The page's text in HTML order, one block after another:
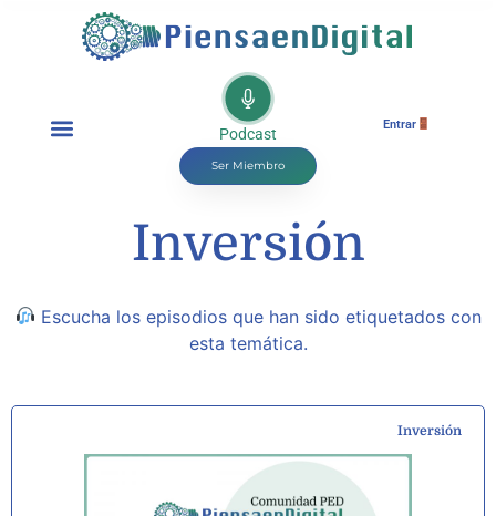
Podcast
Ser Miembro
Entrar
Inversión
Escucha los episodios que han sido etiquetados con
esta temática.
Inversión